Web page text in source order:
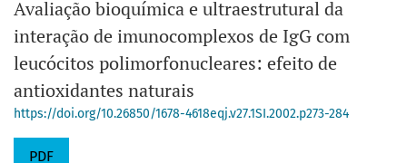
Avaliação bioquímica e ultraestrutural da
interação de imunocomplexos de IgG com
leucócitos polimorfonucleares: efeito de
antioxidantes naturais
https://doi.org/10.26850/1678-4618eqj.v27.1SI.2002.p273-284
PDF